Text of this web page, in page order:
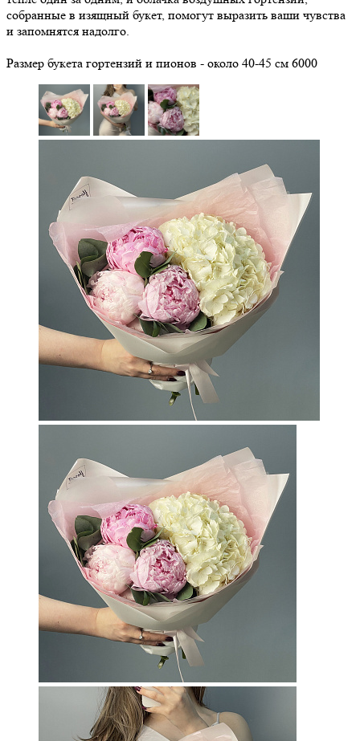
собранные в изящный букет, помогут выразить ваши чувства
и запомнятся надолго.
Размер букета гортензий и пионов - около 40-45 см 6000